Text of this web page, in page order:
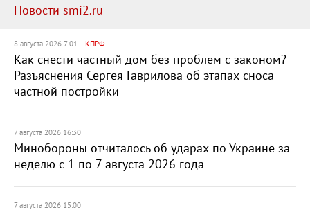
Новости smi2.ru
8 августа 2026 7:01 – КПРФ
Как снести частный дом без проблем с законом?
Разъяснения Сергея Гаврилова об этапах сноса
частной постройки
7 августа 2026 16:30
Минобороны отчиталось об ударах по Украине за
неделю с 1 по 7 августа 2026 года
7 августа 2026 15:00